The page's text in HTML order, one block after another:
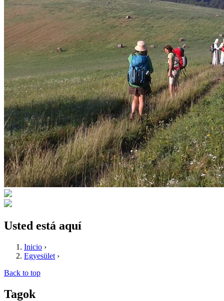
Usted está aquí
Inicio ›
Egyesület ›
Back to top
Tagok